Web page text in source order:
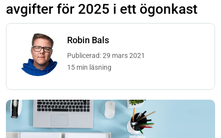
avgifter för 2025 i ett ögonkast
Robin Bals
Publicerad: 29 mars 2021
15 min läsning